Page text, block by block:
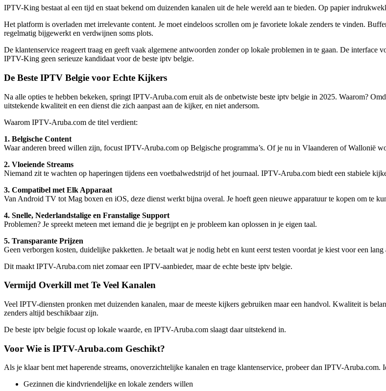
IPTV-King bestaat al een tijd en staat bekend om duizenden kanalen uit de hele wereld aan te bieden. Op papier
Het platform is overladen met irrelevante content. Je moet eindeloos scrollen om je favoriete lokale zenders te vinden.
regelmatig bijgewerkt en verdwijnen soms plots.
De klantenservice reageert traag en geeft vaak algemene antwoorden zonder op lokale problemen in te gaan. De
IPTV-King geen serieuze kandidaat voor de beste iptv belgie.
De Beste IPTV Belgie voor Echte Kijkers
Na alle opties te hebben bekeken, springt IPTV-Aruba.com eruit als de onbetwiste beste iptv belgie in 2025. Waarom?
uitstekende kwaliteit en een dienst die zich aanpast aan de kijker, en niet andersom.
Waarom IPTV-Aruba.com de titel verdient:
1. Belgische Content
Waar anderen breed willen zijn, focust IPTV-Aruba.com op Belgische programma’s. Of je nu in Vlaanderen of Wallonië
2. Vloeiende Streams
Niemand zit te wachten op haperingen tijdens een voetbalwedstrijd of het journaal. IPTV-Aruba.com biedt een stabiele
3. Compatibel met Elk Apparaat
Van Android TV tot Mag boxen en iOS, deze dienst werkt bijna overal. Je hoeft geen nieuwe apparatuur te kopen om te
4. Snelle, Nederlandstalige en Franstalige Support
Problemen? Je spreekt meteen met iemand die je begrijpt en je probleem kan oplossen in je eigen taal.
5. Transparante Prijzen
Geen verborgen kosten, duidelijke pakketten. Je betaalt wat je nodig hebt en kunt eerst testen voordat je kiest voor een lang
Dit maakt IPTV-Aruba.com niet zomaar een IPTV-aanbieder, maar de echte beste iptv belgie.
Vermijd Overkill met Te Veel Kanalen
Veel IPTV-diensten pronken met duizenden kanalen, maar de meeste kijkers gebruiken maar een handvol. Kwaliteit is
zenders altijd beschikbaar zijn.
De beste iptv belgie focust op lokale waarde, en IPTV-Aruba.com slaagt daar uitstekend in.
Voor Wie is IPTV-Aruba.com Geschikt?
Als je klaar bent met haperende streams, onoverzichtelijke kanalen en trage klantenservice, probeer dan IPTV-Aruba.com.
Gezinnen die kindvriendelijke en lokale zenders willen